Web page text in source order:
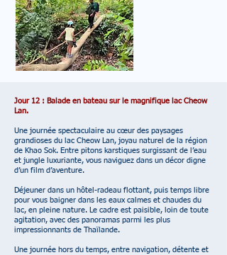
Jour 12 : Balade en bateau sur le magnifique lac Cheow
Lan.
Une journée spectaculaire au cœur des paysages
grandioses du lac Cheow Lan, joyau naturel de la région
de Khao Sok. Entre pitons karstiques surgissant de l’eau
et jungle luxuriante, vous naviguez dans un décor digne
d’un film d’aventure.
Déjeuner dans un hôtel-radeau flottant, puis temps libre
pour vous baigner dans les eaux calmes et chaudes du
lac, en pleine nature. Le cadre est paisible, loin de toute
agitation, avec des panoramas parmi les plus
impressionnants de Thaïlande.
Une journée hors du temps, entre navigation, détente et